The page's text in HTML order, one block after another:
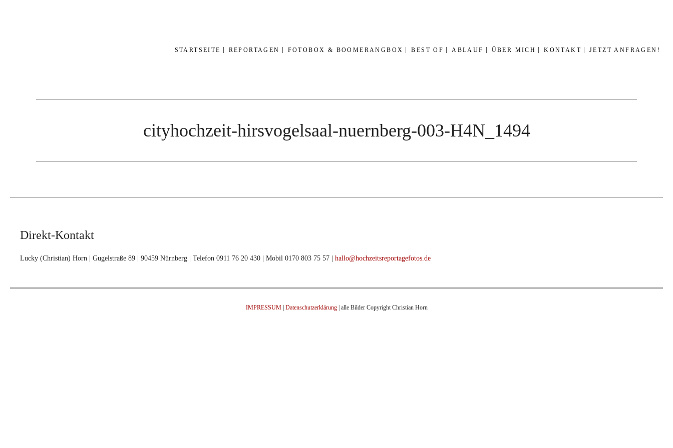
STARTSEITE REPORTAGEN FOTOBOX & BOOMERANGBOX BEST OF ABLAUF ÜBER MICH KONTAKT JETZT ANFRAGEN!
cityhochzeit-hirsvogelsaal-nuernberg-003-H4N_1494
Direkt-Kontakt
Lucky (Christian) Horn | Gugelstraße 89 | 90459 Nürnberg | Telefon 0911 76 20 430 | Mobil 0170 803 75 57 | hallo@hochzeitsreportagefotos.de
IMPRESSUM| Datenschutzerklärung| alle Bilder Copyright Christian Horn